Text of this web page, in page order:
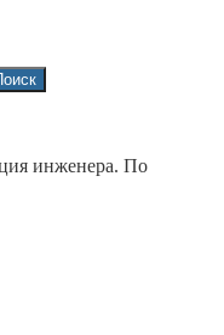
инженера. По